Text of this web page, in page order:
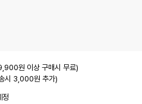
원 이상 구매시 무료)
시 3,000원 추가)
정